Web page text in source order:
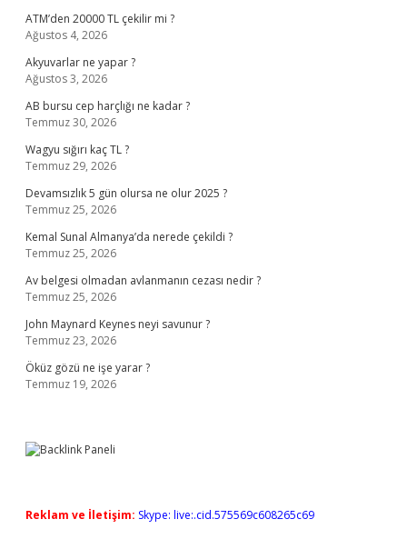
ATM’den 20000 TL çekilir mi ?
Ağustos 4, 2026
Akyuvarlar ne yapar ?
Ağustos 3, 2026
AB bursu cep harçlığı ne kadar ?
Temmuz 30, 2026
Wagyu sığırı kaç TL ?
Temmuz 29, 2026
Devamsızlık 5 gün olursa ne olur 2025 ?
Temmuz 25, 2026
Kemal Sunal Almanya’da nerede çekildi ?
Temmuz 25, 2026
Av belgesi olmadan avlanmanın cezası nedir ?
Temmuz 25, 2026
John Maynard Keynes neyi savunur ?
Temmuz 23, 2026
Öküz gözü ne işe yarar ?
Temmuz 19, 2026
Reklam ve İletişim: Skype: live:.cid.575569c608265c69